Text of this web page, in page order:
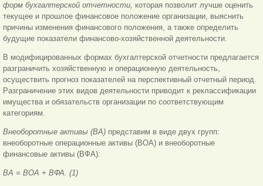
форм бухгалтерской отчетности, которая позволит лучше оценить
текущее и прошлое финансовое положение организации, выяснить
причины изменения финансового положения, а также определить
будущие показатели финансово-хозяйственной деятельности.
В модифицированных формах бухгалтерской отчетности предлагается
разграничить хозяйственную и операционную деятельность,
осуществить прогноз показателей на перспективный отчетный период.
Разграничение этих видов деятельности приводит к реклассификации
имущества и обязательств организации по соответствующим
категориям.
Внеоборотные активы (ВА) представим в виде двух групп:
внеоборотные операционные активы (ВОА) и внеоборотные
финансовые активы (ВФА):
ВА = ВОА + ВФА. (1)